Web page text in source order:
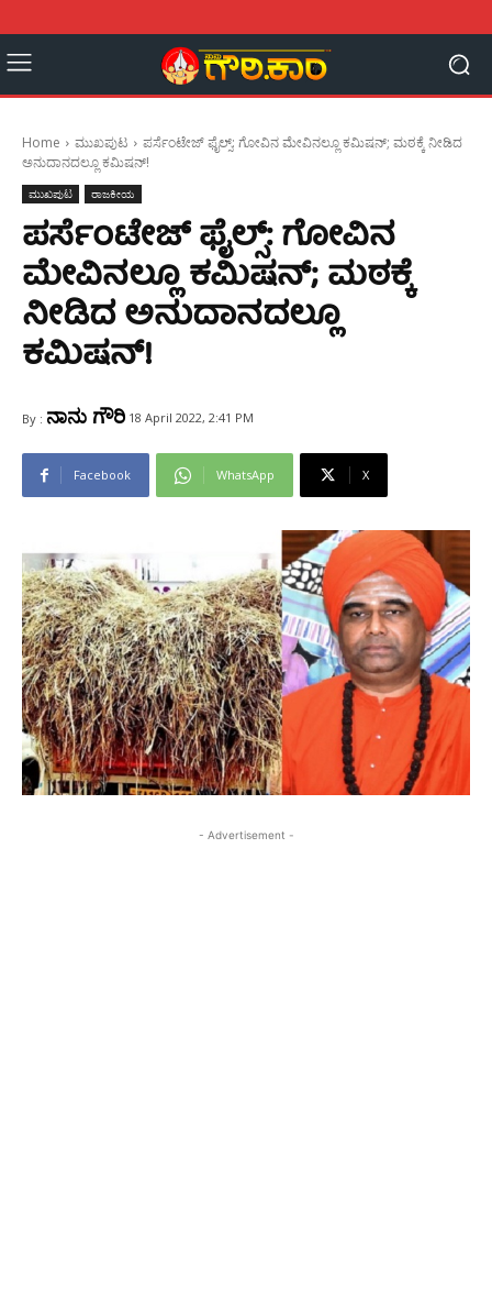
Home ಮುಖಪುಟ
ಪರ್ಸೆಂಟೇಜ್‌ ಫೈಲ್ಸ್‌: ಗೋವಿನ ಮೇವಿನಲ್ಲೂ ಕಮಿಷನ್‌; ಮಠಕ್ಕೆ ನೀಡಿದ
ಅನುದಾನದಲ್ಲೂ ಕಮಿಷನ್‌!
ಮುಖಪುಟ ರಾಜಕೀಯ
ಪರ್ಸೆಂಟೇಜ್‌ ಫೈಲ್ಸ್‌: ಗೋವಿನ
ಮೇವಿನಲ್ಲೂ ಕಮಿಷನ್‌; ಮಠಕ್ಕೆ
ನೀಡಿದ ಅನುದಾನದಲ್ಲೂ
ಕಮಿಷನ್‌!
By : ನಾನು ಗೌರಿ 18 April 2022, 2:41 PM
Facebook WhatsApp X
- Advertisement -